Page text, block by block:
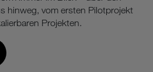
hinweg, vom ersten Pilotprojekt
Projekten.